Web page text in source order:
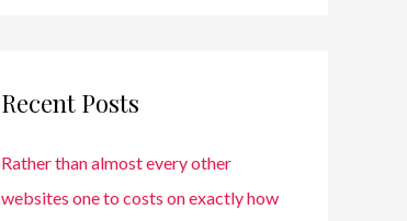
Recent Posts
Rather than almost every other
websites one to costs on exactly how